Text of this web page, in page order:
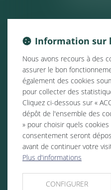
Information sur
Nous avons recours à des
assurer le bon
également des cookies
pour collecter des
Cliquez ci-dessous sur «
dépôt de l'ensemble des
» pour choisir quels
consentement seront
avant de continuer votre
Plus d'informations
CONFIGURER